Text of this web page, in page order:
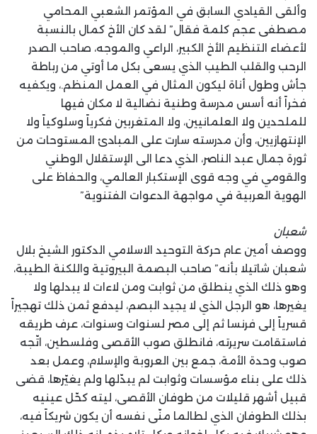
وألقى القيادي السابق في المؤتمر الشعبي المحامي
مصطفى عجم كلمة فقال” لقد كان الأخ كمال بالنسبة
لأعضاء التنظيم الأخ الكبير، الراعي والموجه، صاحب الصدر
الرحب والقلب الطيب الذي يسعى بكل ما أوتي من رباطة
جأش وطول أناة ليكون المثال في العمل المنظم.، ويكفيه
فخراً أنه أسس مدرسة وطنية نضالية لا مكان فيها
للملحدين ولا العلمانيين، ولا المتغربين فكرياً وسلوكياً ولا
الإنتهازيين، وأن مدرسته سارت على المبادئ المستوحات من
ثورة جمال عبد الناصر، الذي دعا الى الإستقلال الوطني
والقومي في وجه قوى الإستكبار العالمي، والحفاظ على
الهوية العربية في مواجهة الدعوات الفتنوية”
شعبان
ووصف أمين عام حركة التوحيد الاسلامي الدكتور الشيخ بلال
شعبان شاتيلا بأنه” صاحب البصمة البيروتية واللكنة الطيبة،
وهو ذلك الذي ينطلق من ثوابت ومن لاءات لا يبدلها ولا
يغيرها، هو الرجل الذي لا يجيد البصم، ليدفع ثمن ذلك تهجيراً
قسرياً إلى فرنسا ثم إلى مصر لسنوات وسنوات، عرف طريقه
فاستقامت سريرته، فانطلق صوب الأقصى وفلسطين، اتّجه
صوب وحدة الأمة، جمع بين العروبة والإسلام، وعمل بعد
ذلك على بناء مؤسسات وثوابت لم يبدّلها ولم يغيّرها، قضى
قبيل أشهر قليلات من طوفان الأقصى، ليته كحّل عينيه
بذلك الطوفان الذي لطالما منّى نفسه أن يكون شريكاً فيه،